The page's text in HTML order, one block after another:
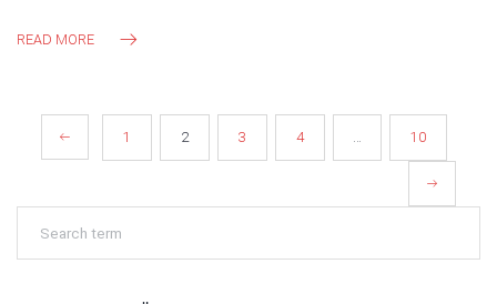
READ MORE
SEITENNUMMERIERUNG
BEITRÄGE
1 2 3 4 10